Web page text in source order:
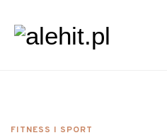
FITNESS I SPORT